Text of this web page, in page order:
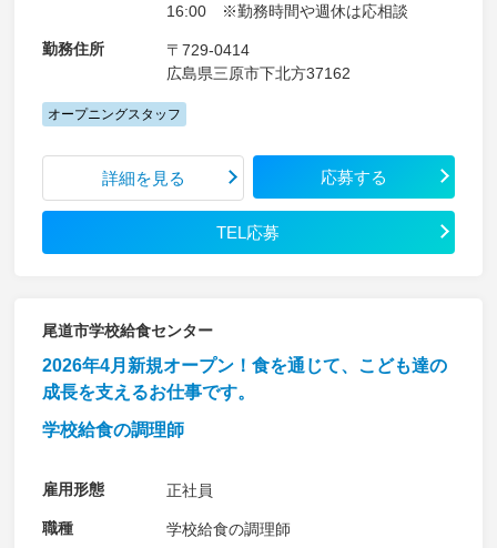
16:00 ※勤務時間や週休は応相談
勤務住所
〒729-0414
広島県三原市下北方37162
オープニングスタッフ
詳細を見る 応募する
TEL応募
尾道市学校給食センター
2026年4月新規オープン！食を通じて、こども達の
成長を支えるお仕事です。
学校給食の調理師
雇用形態 正社員
職種 学校給食の調理師